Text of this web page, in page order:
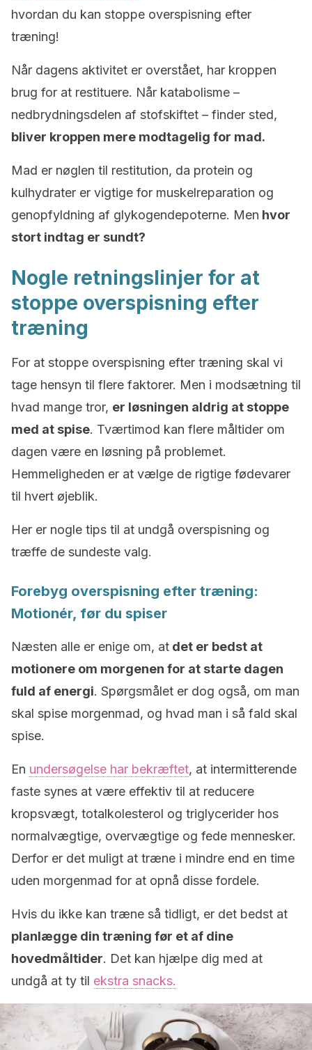
hvordan du kan stoppe overspisning efter
træning!
Når dagens aktivitet er overstået, har kroppen
brug for at restituere. Når katabolisme –
nedbrydningsdelen af stofskiftet – finder sted,
bliver kroppen mere modtagelig for mad.
Mad er nøglen til restitution, da protein og
kulhydrater er vigtige for muskelreparation og
genopfyldning af glykogendepoterne. Men hvor
stort indtag er sundt?
Nogle retningslinjer for at
stoppe overspisning efter
træning
For at stoppe overspisning efter træning skal vi
tage hensyn til flere faktorer. Men i modsætning til
hvad mange tror, er løsningen aldrig at stoppe
med at spise. Tværtimod kan flere måltider om
dagen være en løsning på problemet.
Hemmeligheden er at vælge de rigtige fødevarer
til hvert øjeblik.
Her er nogle tips til at undgå overspisning og
træffe de sundeste valg.
Forebyg overspisning efter træning:
Motionér, før du spiser
Næsten alle er enige om, at det er bedst at
motionere om morgenen for at starte dagen
fuld af energi. Spørgsmålet er dog også, om man
skal spise morgenmad, og hvad man i så fald skal
spise.
En undersøgelse har bekræftet, at intermitterende
faste synes at være effektiv til at reducere
kropsvægt, totalkolesterol og triglycerider hos
normalvægtige, overvægtige og fede mennesker.
Derfor er det muligt at træne i mindre end en time
uden morgenmad for at opnå disse fordele.
Hvis du ikke kan træne så tidligt, er det bedst at
planlægge din træning før et af dine
hovedmåltider. Det kan hjælpe dig med at
undgå at ty til ekstra snacks.